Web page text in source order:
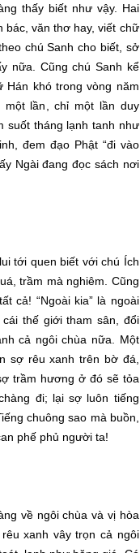
thấy biết như vậy. Hai
bác, văn thơ hay, viết chữ
chú Sanhcho biết, sở
nữa. Cũng chú Sanh kể
Hán khó trong vòng năm
một lần , chỉ một lần duy
suốt tháng lạnh tanh như
, đemđạo Phật“đi vào
Ngài đang đọc sách nơi
lui tới quen biết với chú Ích
trầm mà nghiêm. Cũng
cả! “Ngoài kia” là ngoài
cái thế giớitham sân, đổi
cả ngôi chùa nữa. Một
sợ rêu xanh trên bờ đá,
trầm hương ở đó sẽ tỏa
đi; lại sợ luôn tiếng
chuông sao mà buồn,
phế phủ người ta!
về ngôi chùa và vị hòa
rêu xanh vây trọn cả ngôi